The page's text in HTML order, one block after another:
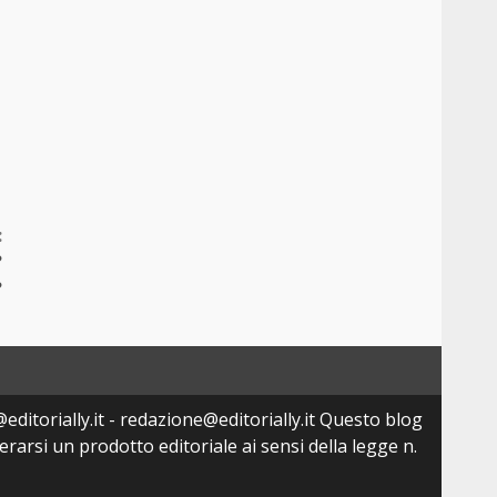
- redazione@editorially.it Questo blog
un prodotto editoriale ai sensi della legge n.